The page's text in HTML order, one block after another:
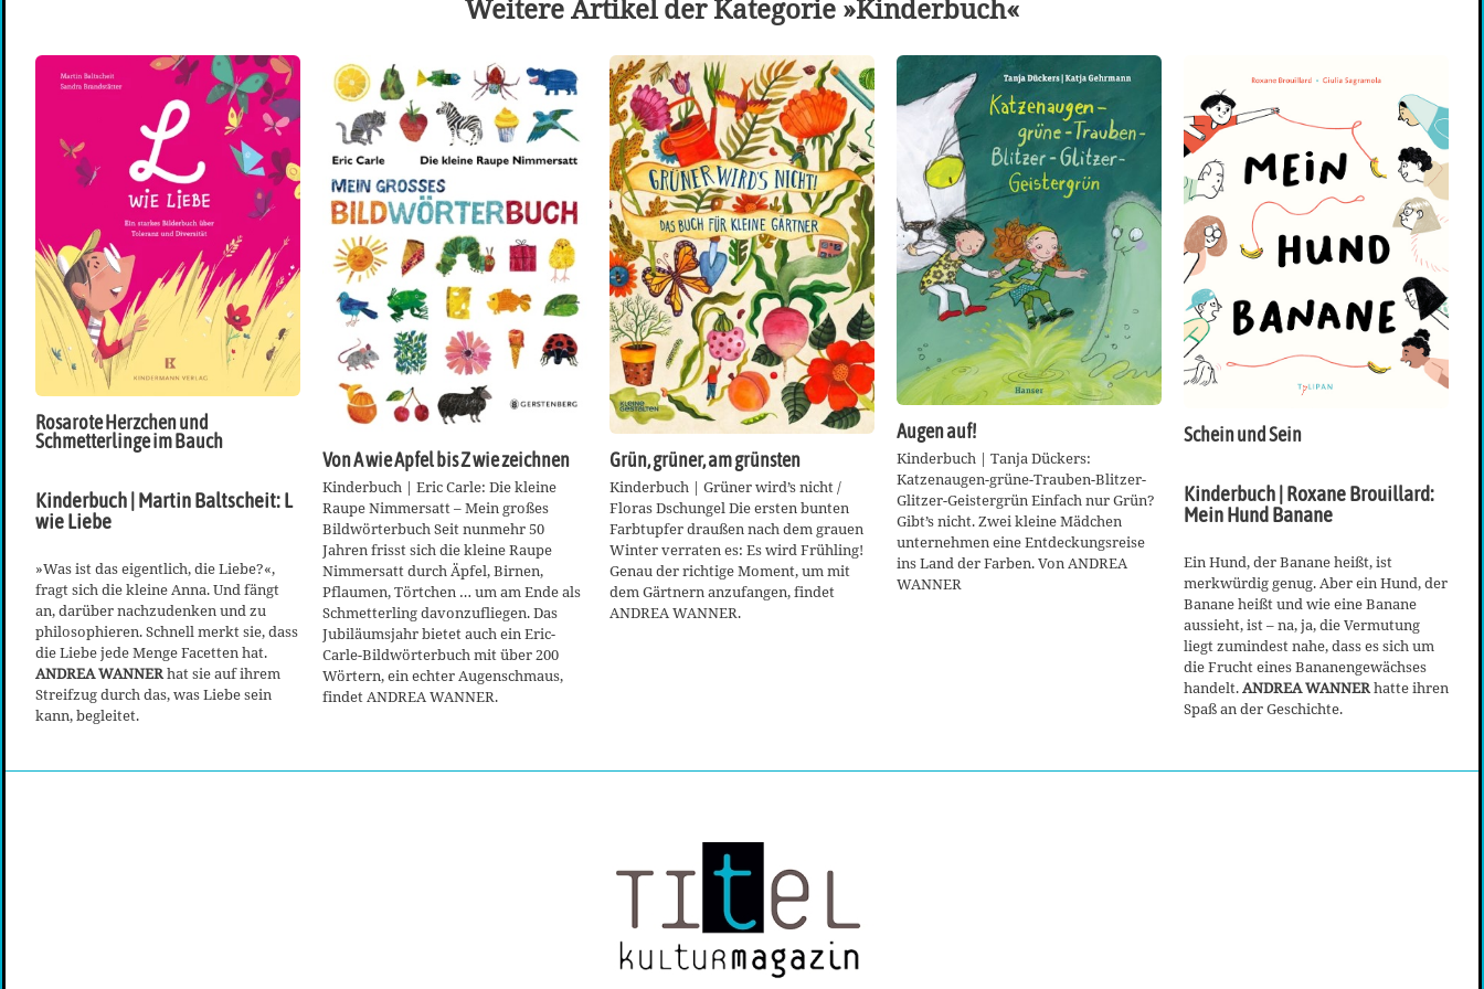
Weitere Artikel der Kategorie »Kinderbuch«
Rosarote Herzchen und
Schmetterlinge im Bauch
Kinderbuch | Martin Baltscheit: L
wie Liebe
»Was ist das eigentlich, die Liebe?«,
fragt sich die kleine Anna. Und fängt
an, darüber nachzudenken und zu
philosophieren. Schnell merkt sie, dass
die Liebe jede Menge Facetten hat.
ANDREA WANNERhat sie auf ihrem
Streifzug durch das, was Liebe sein
kann, begleitet.
Von A wie Apfel bis Z wie zeichnen
Kinderbuch | Eric Carle: Die kleine
Raupe Nimmersatt – Mein großes
Bildwörterbuch Seit nunmehr 50
Jahren frisst sich die kleine Raupe
Nimmersatt durch Äpfel, Birnen,
Pflaumen, Törtchen … um am Ende als
Schmetterling davonzufliegen. Das
Jubiläumsjahr bietet auch ein Eric-
Carle-Bildwörterbuch mit über 200
Wörtern, ein echter Augenschmaus,
findet ANDREA WANNER.
Grün, grüner, am grünsten
Kinderbuch | Grüner wird’s nicht /
Floras Dschungel Die ersten bunten
Farbtupfer draußen nach dem grauen
Winter verraten es: Es wird Frühling!
Genau der richtige Moment, um mit
dem Gärtnern anzufangen, findet
ANDREA WANNER.
Augen auf!
Kinderbuch | Tanja Dückers:
Katzenaugen-grüne-Trauben-Blitzer-
Glitzer-Geistergrün Einfach nur Grün?
Gibt’s nicht. Zwei kleine Mädchen
unternehmen eine Entdeckungsreise
ins Land der Farben. Von ANDREA
WANNER
Schein und Sein
Kinderbuch | Roxane Brouillard:
Mein Hund Banane
Ein Hund, der Banane heißt, ist
merkwürdig genug. Aber ein Hund, der
Banane heißt und wie eine Banane
aussieht, ist – na, ja, die Vermutung
liegt zumindest nahe, dass es sich um
die Frucht eines Bananengewächses
handelt.ANDREA WANNERhatte ihren
Spaß an der Geschichte.